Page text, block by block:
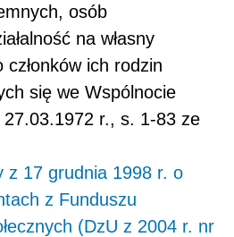
osób
na własny
ich rodzin
się we Wspólnocie
r., s. 1-83 ze
z 17 grudnia 1998 r. o
z Funduszu
(DzU z 2004 r. nr